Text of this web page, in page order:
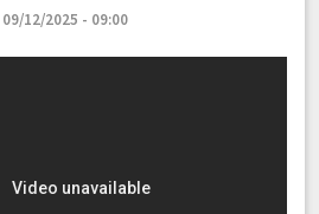
09/12/2025 - 09:00